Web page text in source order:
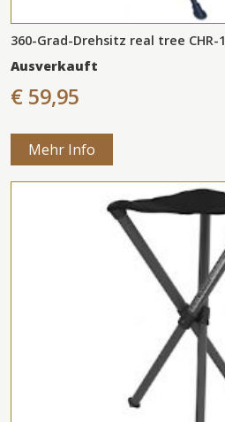
360-Grad-Drehsitz real tree CHR-1
Ausverkauft
€ 59,95
Mehr Info